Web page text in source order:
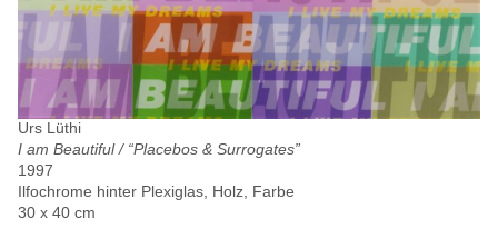
Urs Lüthi
I am Beautiful / “Placebos & Surrogates”
1997
Ilfochrome hinter Plexiglas, Holz, Farbe
30 x 40 cm